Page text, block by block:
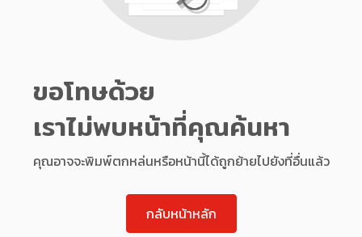
ขอโทษด้วย
เราไม่พบหน้าที่คุณค้นหา
คุณอาจจะพิมพ์ตกหล่นหรือหน้านี้ได้ถูกย้ายไปยังที่อื่นแล้ว
กลับหน้าหลัก